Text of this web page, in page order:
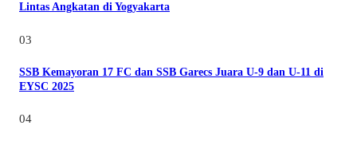
Lintas Angkatan di Yogyakarta
03
SSB Kemayoran 17 FC dan SSB Garecs Juara U-9 dan U-11 di
EYSC 2025
04